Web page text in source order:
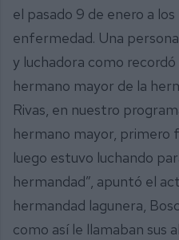
el pasado 9 de enero a
enfermedad. Una
y luchadora como
hermano mayor de la
Rivas, en nuestro
hermano mayor, primero
luego estuvo luchando
hermandad”, apuntó el
hermandad lagunera,
como así le llamaban sus